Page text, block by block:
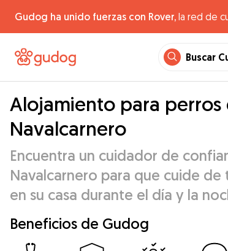
Gudog ha unido fuerzas con Rover, la red de
Buscar
Alojamiento para perros
Navalcarnero
Encuentra un cuidador de
Navalcarnero para que cuide de
en su casa durante el día y la
Beneficios de Gudog